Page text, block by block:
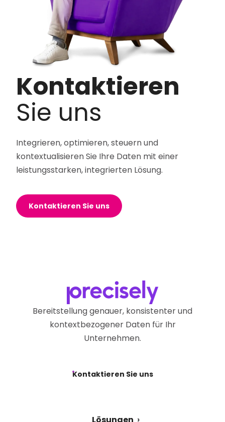
Kontaktieren
Sie uns
Integrieren, optimieren, steuern und
kontextualisieren Sie Ihre Daten mit einer
leistungsstarken, integrierten Lösung.
Kontaktieren Sie uns
Bereitstellung genauer, konsistenter und
kontextbezogener Daten für Ihr
Unternehmen.
Kontaktieren Sie uns